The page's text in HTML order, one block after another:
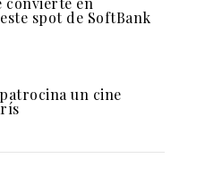
spot de SoftBank
un cine